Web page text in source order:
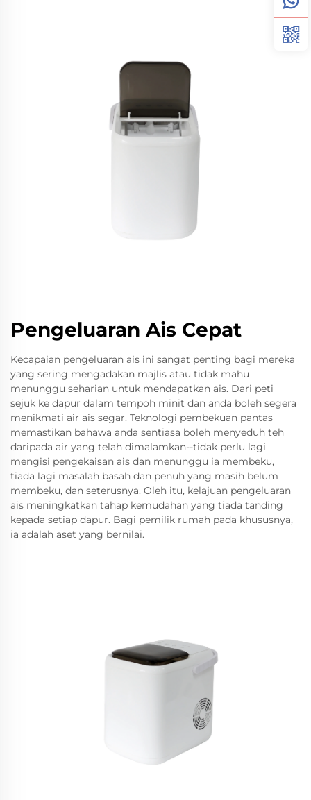
Pengeluaran Ais Cepat
Kecapaian pengeluaran ais ini sangat penting bagi mereka
yang sering mengadakan majlis atau tidak mahu
menunggu seharian untuk mendapatkan ais. Dari peti
sejuk ke dapur dalam tempoh minit dan anda boleh segera
menikmati air ais segar. Teknologi pembekuan pantas
memastikan bahawa anda sentiasa boleh menyeduh teh
daripada air yang telah dimalamkan--tidak perlu lagi
mengisi pengekaisan ais dan menunggu ia membeku,
tiada lagi masalah basah dan penuh yang masih belum
membeku, dan seterusnya. Oleh itu, kelajuan pengeluaran
ais meningkatkan tahap kemudahan yang tiada tanding
kepada setiap dapur. Bagi pemilik rumah pada khususnya,
ia adalah aset yang bernilai.